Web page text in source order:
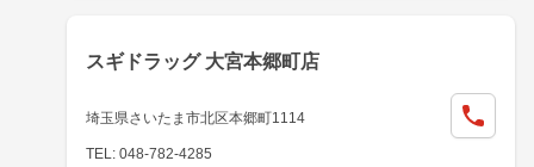
スギドラッグ 大宮本郷町店
埼玉県さいたま市北区本郷町1114
TEL: 048-782-4285